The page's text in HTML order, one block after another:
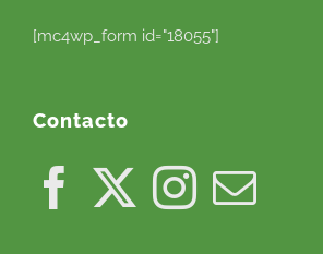
[mc4wp_form id="18055"]
Contacto